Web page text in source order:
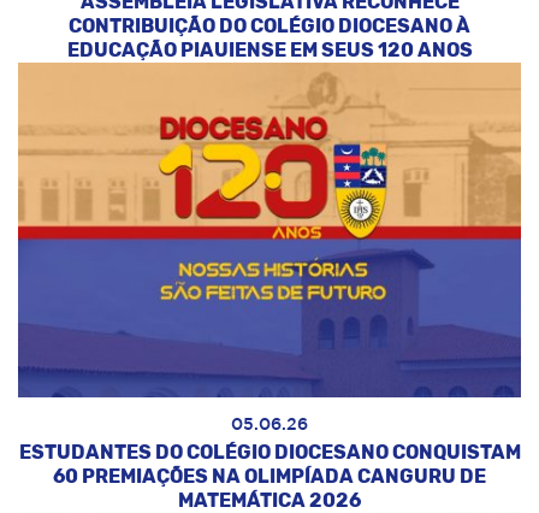
CONTRIBUIÇÃO DO COLÉGIO DIOCESANO À
EDUCAÇÃO PIAUIENSE EM SEUS 120 ANOS
05.06.26
ESTUDANTES DO COLÉGIO DIOCESANO CONQUISTAM
60 PREMIAÇÕES NA OLIMPÍADA CANGURU DE
MATEMÁTICA 2026